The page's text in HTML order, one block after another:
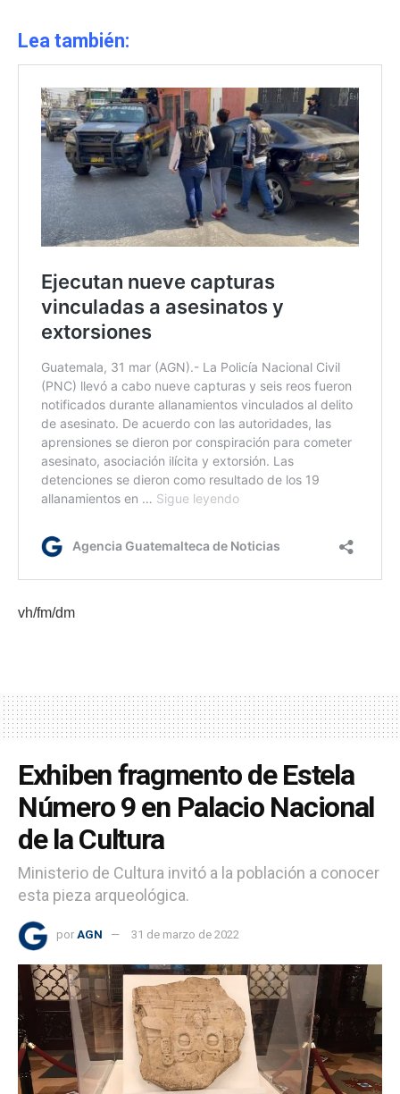
Lea también:
vh/fm/dm
Exhiben fragmento de Estela
Número 9 en Palacio Nacional
de la Cultura
Ministerio de Cultura invitó a la población a conocer
esta pieza arqueológica.
por AGN 31 de marzo de 2022